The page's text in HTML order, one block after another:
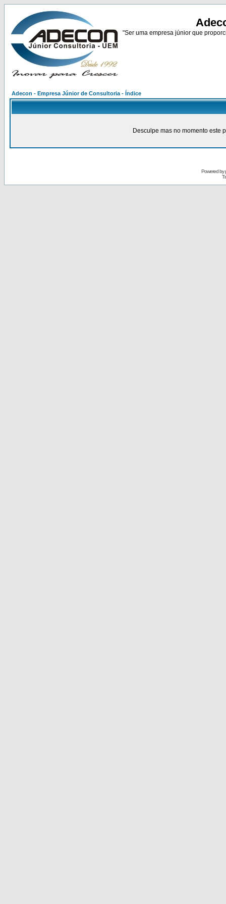
"Ser uma empresa júnior que
Adecon - Empresa Júnior de Consultoria - Índice
Desculpe mas no momento este
Powered by